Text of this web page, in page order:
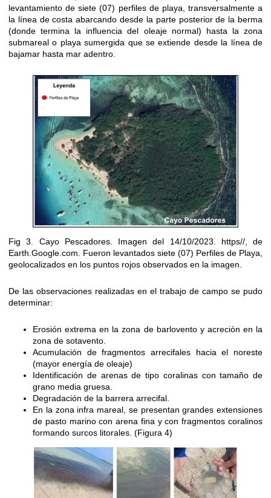
levantamiento de siete (07) perfiles de playa, transversalmente a
la línea de costa abarcando desde la parte posterior de la berma
(donde termina la influencia del oleaje normal) hasta la zona
submareal o playa sumergida que se extiende desde la línea de
bajamar hasta mar adentro.
Fig 3. Cayo Pescadores. Imagen del 14/10/2023. https//, de
Earth.Google.com. Fueron levantados siete (07) Perfiles de Playa,
geolocalizados en los puntos rojos observados en la imagen.
De las observaciones realizadas en el trabajo de campo se pudo
determinar:
Erosión extrema en la zona de barlovento y acreción en la
zona de sotavento.
Acumulación de fragmentos arrecifales hacia el noreste
(mayor energía de oleaje)
Identificación de arenas de tipo coralinas con tamaño de
grano media gruesa.
Degradación de la barrera arrecifal.
En la zona infra mareal, se presentan grandes extensiones
de pasto marino con arena fina y con fragmentos coralinos
formando surcos litorales. (Figura 4)